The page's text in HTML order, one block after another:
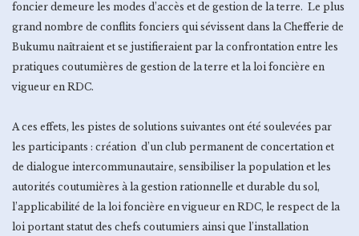
foncier demeure les modes d’accès et de gestion de la terre. Le plus
grand nombre de conflits fonciers qui sévissent dans la Chefferie de
Bukumu naîtraient et se justifieraient par la confrontation entre les
pratiques coutumières de gestion de la terre et la loi foncière en
vigueur en RDC.
A ces effets, les pistes de solutions suivantes ont été soulevées par
les participants : création d’un club permanent de concertation et
de dialogue intercommunautaire, sensibiliser la population et les
autorités coutumières à la gestion rationnelle et durable du sol,
l’applicabilité de la loi foncière en vigueur en RDC, le respect de la
loi portant statut des chefs coutumiers ainsi que l’installation